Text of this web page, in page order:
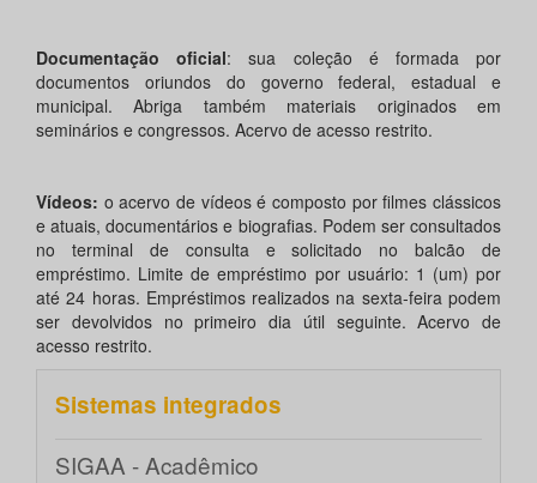
Documentação oficial: sua coleção é formada por
documentos oriundos do governo federal, estadual e
municipal. Abriga também materiais originados em
seminários e congressos. Acervo de acesso restrito.
Vídeos: o acervo de vídeos é composto por filmes clássicos
e atuais, documentários e biografias. Podem ser consultados
no terminal de consulta e solicitado no balcão de
empréstimo. Limite de empréstimo por usuário: 1 (um) por
até 24 horas. Empréstimos realizados na sexta-feira podem
ser devolvidos no primeiro dia útil seguinte. Acervo de
acesso restrito.
Sistemas integrados
SIGAA - Acadêmico